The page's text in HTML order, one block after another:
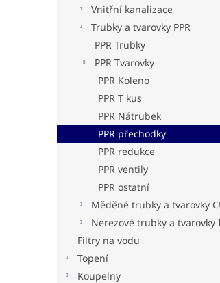
Vnitřní kanalizace
Trubky a tvarovky PPR
PPR Trubky
PPR Tvarovky
PPR Koleno
PPR T kus
PPR Nátrubek
PPR přechodky
PPR redukce
PPR ventily
PPR ostatní
Měděné trubky a tvarovky
Nerezové trubky a tvarovky
Filtry na vodu
Topení
Koupelny